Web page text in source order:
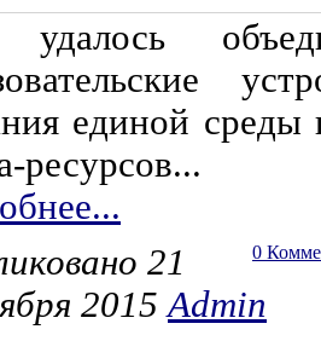
единой среды
ресурсов...
0
21
2015Admin